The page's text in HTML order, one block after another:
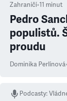
Zahraničí•11 minut
Pedro
populistů.
proudu
Dominika Perlínová•
Podcasty: